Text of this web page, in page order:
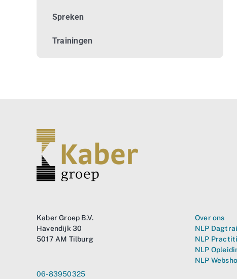
Spreken
Trainingen
Kaber Groep B.V.
Havendijk 30
5017 AM Tilburg
06-83950325
Over ons
NLP
NLP
NLP
NLP